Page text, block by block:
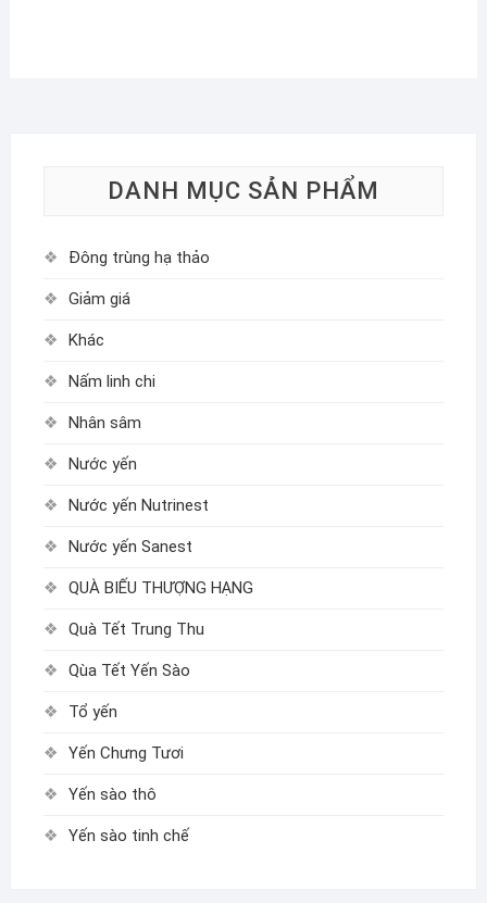
DANH MỤC SẢN PHẨM
Đông trùng hạ thảo
Giảm giá
Khác
Nấm linh chi
Nhân sâm
Nước yến
Nước yến Nutrinest
Nước yến Sanest
QUÀ BIẾU THƯỢNG HẠNG
Quà Tết Trung Thu
Qùa Tết Yến Sào
Tổ yến
Yến Chưng Tươi
Yến sào thô
Yến sào tinh chế